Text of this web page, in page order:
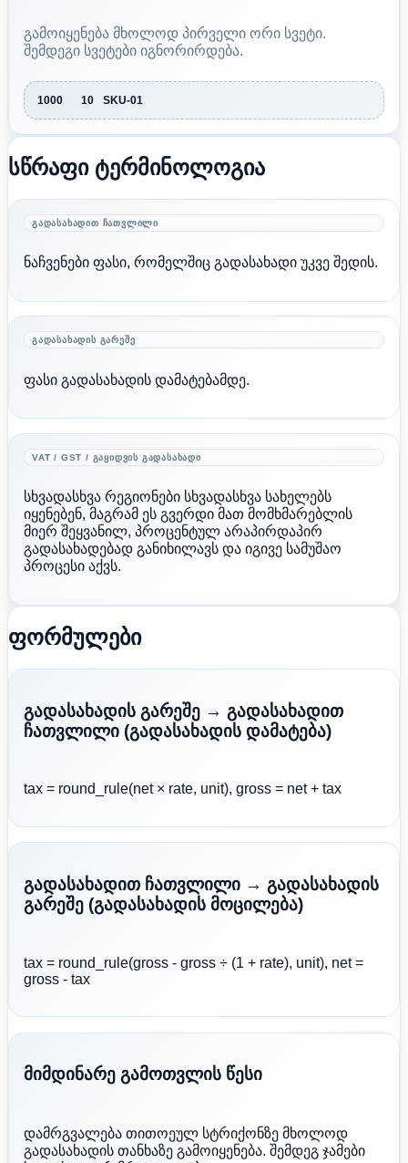
გამოიყენება მხოლოდ პირველი ორი სვეტი.
შემდეგი სვეტები იგნორირდება.
1000	10	SKU-01
სწრაფი ტერმინოლოგია
ᲒᲐᲓᲐᲡᲐᲮᲐᲓᲘᲗ ᲩᲐᲗᲕᲚᲘᲚᲘ
ნაჩვენები ფასი, რომელშიც გადასახადი უკვე შედის.
ᲒᲐᲓᲐᲡᲐᲮᲐᲓᲘᲡ ᲒᲐᲠᲔᲨᲔ
ფასი გადასახადის დამატებამდე.
VAT / GST / ᲒᲐᲧᲘᲓᲕᲘᲡ ᲒᲐᲓᲐᲡᲐᲮᲐᲓᲘ
სხვადასხვა რეგიონები სხვადასხვა სახელებს
იყენებენ, მაგრამ ეს გვერდი მათ მომხმარებლის
მიერ შეყვანილ, პროცენტულ არაპირდაპირ
გადასახადებად განიხილავს და იგივე სამუშაო
პროცესი აქვს.
ფორმულები
გადასახადის გარეშე → გადასახადით
ჩათვლილი (გადასახადის დამატება)
tax = round_rule(net × rate, unit), gross = net + tax
გადასახადით ჩათვლილი → გადასახადის
გარეშე (გადასახადის მოცილება)
tax = round_rule(gross - gross ÷ (1 + rate), unit), net =
gross - tax
მიმდინარე გამოთვლის წესი
დამრგვალება თითოეულ სტრიქონზე მხოლოდ
გადასახადის თანხაზე გამოიყენება. შემდეგ ჯამები